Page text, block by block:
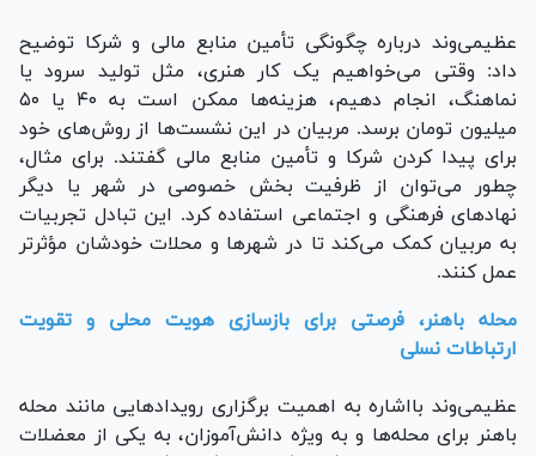
عظیمی‌وند در‌باره چگونگی تأمین منابع مالی و شرکا توضیح
داد: وقتی می‌خواهیم یک کار هنری، مثل تولید سرود یا
نماهنگ، انجام دهیم، هزینه‌ها ممکن است به ۴۰ یا ۵۰
میلیون تومان برسد. مربیان در این نشست‌ها از روش‌های خود
برای پیدا کردن شرکا و تأمین منابع مالی گفتند. برای مثال،
چطور می‌توان از ظرفیت بخش خصوصی در شهر یا دیگر
نهاد‌های فرهنگی و اجتماعی استفاده کرد. این تبادل تجربیات
به مربیان کمک می‌کند تا در شهر‌ها و محلات خودشان مؤثرتر
عمل کنند.
محله باهنر، فرصتی برای بازسازی هویت محلی و تقویت
ارتباطات نسلی
عظیمی‌وند بااشاره به اهمیت برگزاری رویداد‌هایی مانند محله
باهنر برای محله‌ها و به ویژه دانش‌آموزان، به یکی از معضلات